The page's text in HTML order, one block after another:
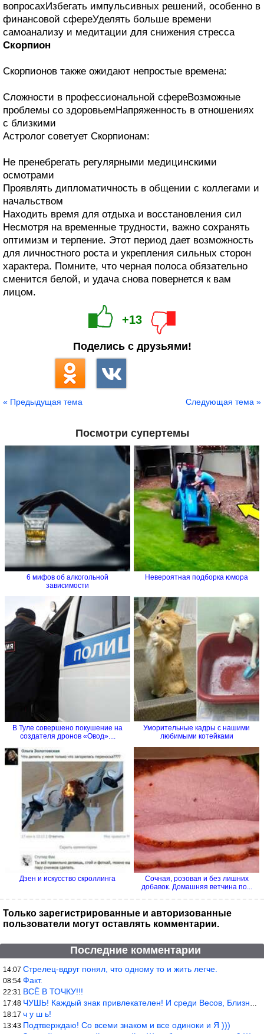
вопросахИзбегать импульсивных решений, особенно в
финансовой сфереУделять больше времени
самоанализу и медитации для снижения стресса
Скорпион
Скорпионов также ожидают непростые времена:
Сложности в профессиональной сфереВозможные
проблемы со здоровьемНапряженность в отношениях
с близкими
Астролог советует Скорпионам:
Не пренебрегать регулярными медицинскими
осмотрами
Проявлять дипломатичность в общении с коллегами и
начальством
Находить время для отдыха и восстановления сил
Несмотря на временные трудности, важно сохранять
оптимизм и терпение. Этот период дает возможность
для личностного роста и укрепления сильных сторон
характера. Помните, что черная полоса обязательно
сменится белой, и удача снова повернется к вам
лицом.
+13
Поделись с друзьями!
« Предыдущая тема Следующая тема »
Посмотри супертемы
6 мифов об алкогольной
зависимости
Невероятная подборка юмора
В Туле совершено покушение на
создателя дронов «Овод»....
Уморительные кадры с нашими
любимыми котейками
Дзен и искусство скроллинга
Сочная, розовая и без лишних
добавок. Домашняя ветчина по...
Только зарегистрированные и авторизованные
пользователи могут оставлять комментарии.
Последние комментарии
14:07 Стрелец-вдруг понял, что одному то и жить легче.
08:54 Факт.
22:31 ВСЁ В ТОЧКУ!!!
17:48 ЧУШЬ! Каждый знак привлекателен! И среди Весов, Близнецов встреч
18:17 ч у ш ь!
13:43 Подтверждаю! Со всеми знаком и все одиноки и Я )))